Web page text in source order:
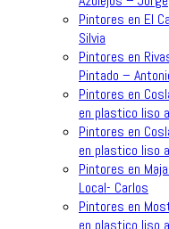
Pintores en El
Silvia
Pintores en
Pintado –
Pintores en
en plastico liso
Pintores en
en plastico liso
Pintores en
Local- Carlos
Pintores en
en plastico liso